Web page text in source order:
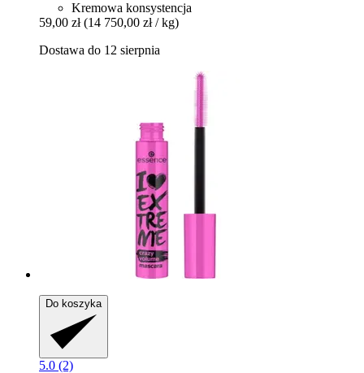
Kremowa konsystencja
59,00 zł (14 750,00 zł / kg)
Dostawa do 12 sierpnia
Do koszyka
5.0 (2)